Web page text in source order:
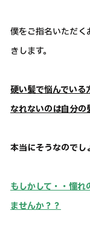
僕をご指名いただく
きします。
硬い髪で悩んでいる
なれないのは自分の
本当にそうなのでし
もしかして・・憧
ませんか？？